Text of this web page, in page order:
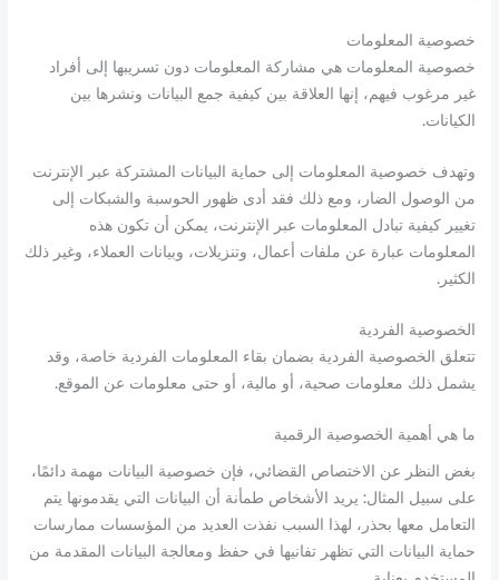
خصوصية المعلومات
خصوصية المعلومات هي مشاركة المعلومات دون تسريبها إلى أفراد
غير مرغوب فيهم، إنها العلاقة بين كيفية جمع البيانات ونشرها بين
الكيانات.
وتهدف خصوصية المعلومات إلى حماية البيانات المشتركة عبر الإنترنت
من الوصول الضار، ومع ذلك فقد أدى ظهور الحوسبة والشبكات إلى
تغيير كيفية تبادل المعلومات عبر الإنترنت، يمكن أن تكون هذه
المعلومات عبارة عن ملفات أعمال، وتنزيلات، وبيانات العملاء، وغير ذلك
الكثير.
الخصوصية الفردية
تتعلق الخصوصية الفردية بضمان بقاء المعلومات الفردية خاصة، وقد
يشمل ذلك معلومات صحية، أو مالية، أو حتى معلومات عن الموقع.
ما هي أهمية الخصوصية الرقمية
بغض النظر عن الاختصاص القضائي، فإن خصوصية البيانات مهمة دائمًا،
على سبيل المثال: يريد الأشخاص طمأنة أن البيانات التي يقدمونها يتم
التعامل معها بحذر، لهذا السبب نفذت العديد من المؤسسات ممارسات
حماية البيانات التي تظهر تفانيها في حفظ ومعالجة البيانات المقدمة من